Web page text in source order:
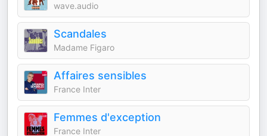
wave.audio
Scandales
Madame Figaro
Affaires sensibles
France Inter
Femmes d'exception
France Inter